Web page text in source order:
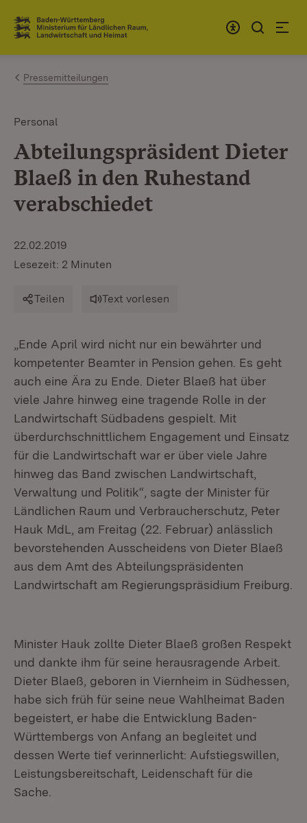
Zum Inhalt springen
Link zur Startseite
Pressemitteilungen
Personal
Abteilungspräsident Dieter
Blaeß in den Ruhestand
verabschiedet
22.02.2019
Lesezeit: 2 Minuten
Teilen Text vorlesen
„Ende April wird nicht nur ein bewährter und
kompetenter Beamter in Pension gehen. Es geht
auch eine Ära zu Ende. Dieter Blaeß hat über
viele Jahre hinweg eine tragende Rolle in der
Landwirtschaft Südbadens gespielt. Mit
überdurchschnittlichem Engagement und Einsatz
für die Landwirtschaft war er über viele Jahre
hinweg das Band zwischen Landwirtschaft,
Verwaltung und Politik“, sagte der Minister für
Ländlichen Raum und Verbraucherschutz, Peter
Hauk MdL, am Freitag (22. Februar) anlässlich
bevorstehenden Ausscheidens von Dieter Blaeß
aus dem Amt des Abteilungspräsidenten
Landwirtschaft am Regierungspräsidium Freiburg.
Minister Hauk zollte Dieter Blaeß großen Respekt
und dankte ihm für seine herausragende Arbeit.
Dieter Blaeß, geboren in Viernheim in Südhessen,
habe sich früh für seine neue Wahlheimat Baden
begeistert, er habe die Entwicklung Baden-
Württembergs von Anfang an begleitet und
dessen Werte tief verinnerlicht: Aufstiegswillen,
Leistungsbereitschaft, Leidenschaft für die
Sache.